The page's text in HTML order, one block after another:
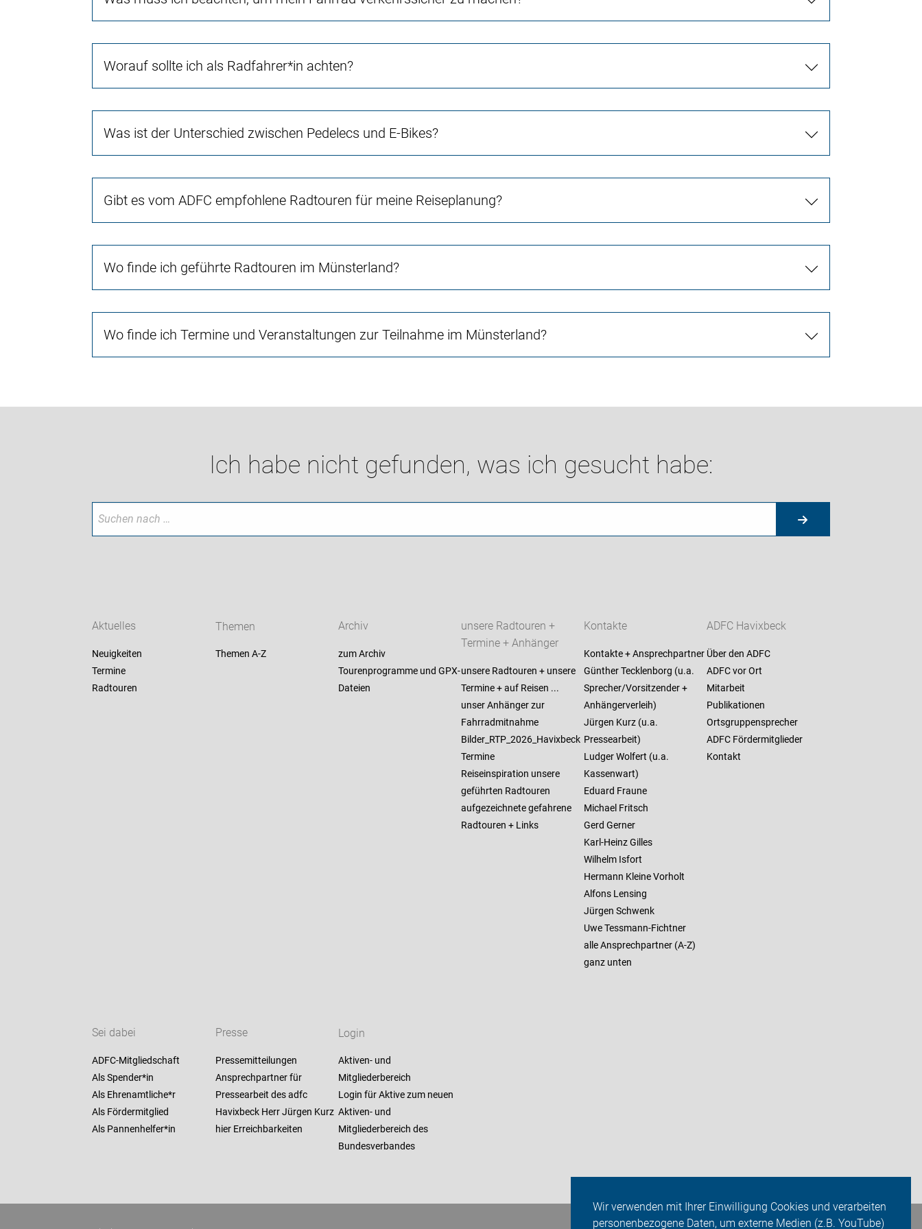
Wir verwenden mit Ihrer Einwilligung Cookies und verarbeiten
personenbezogene Daten, um externe Medien (z.B. YouTube)
Worauf sollte ich als Radfahrer*in achten?
Was ist der Unterschied zwischen Pedelecs und E-Bikes?
Gibt es vom ADFC empfohlene Radtouren für meine Reiseplanung?
Wo finde ich geführte Radtouren im Münsterland?
Wo finde ich Termine und Veranstaltungen zur Teilnahme im Münsterland?
Ich habe nicht gefunden, was ich gesucht habe:
Aktuelles
Neuigkeiten
Termine
Radtouren
Themen
Themen A-Z
Archiv
zum Archiv
Tourenprogramme und GPX-
Dateien
unsere Radtouren +
Termine + Anhänger
unsere Radtouren + unsere
Termine + auf Reisen ...
unser Anhänger zur
Fahrradmitnahme
Bilder_RTP_2026_Havixbeck
Termine
Reiseinspiration unsere
geführten Radtouren
aufgezeichnete gefahrene
Radtouren + Links
Kontakte
Kontakte + Ansprechpartner
Günther Tecklenborg (u.a.
Sprecher/Vorsitzender +
Anhängerverleih)
Jürgen Kurz (u.a.
Pressearbeit)
Ludger Wolfert (u.a.
Kassenwart)
Eduard Fraune
Michael Fritsch
Gerd Gerner
Karl-Heinz Gilles
Wilhelm Isfort
Hermann Kleine Vorholt
Alfons Lensing
Jürgen Schwenk
Uwe Tessmann-Fichtner
alle Ansprechpartner (A-Z)
ganz unten
ADFC Havixbeck
Über den ADFC
ADFC vor Ort
Mitarbeit
Publikationen
Ortsgruppensprecher
ADFC Fördermitglieder
Kontakt
Sei dabei
ADFC-Mitgliedschaft
Als Spender*in
Als Ehrenamtliche*r
Als Fördermitglied
Als Pannenhelfer*in
Presse
Pressemitteilungen
Ansprechpartner für
Pressearbeit des adfc
Havixbeck Herr Jürgen Kurz
hier Erreichbarkeiten
Login
Aktiven- und
Mitgliederbereich
Login für Aktive zum neuen
Aktiven- und
Mitgliederbereich des
Bundesverbandes